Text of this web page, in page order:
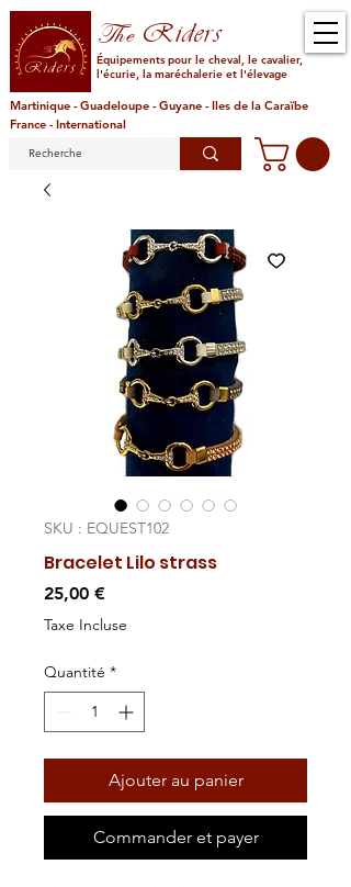
TheRiders
Équipements pour le cheval, le cavalier,
l'écurie, la maréchalerie et l'élevage
Martinique - Guadeloupe - Guyane - Iles de la Caraïbe
France - International
SKU : EQUEST102
Bracelet Lilo strass
25,00 €Prix
Taxe Incluse
Quantité *
Ajouter au panier
Commander et payer